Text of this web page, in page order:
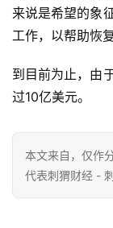
来说是希望的象
工作，以帮助恢
到目前为止，由
过10亿美元。
本文来自 ，仅作
代表刺猬财经 -